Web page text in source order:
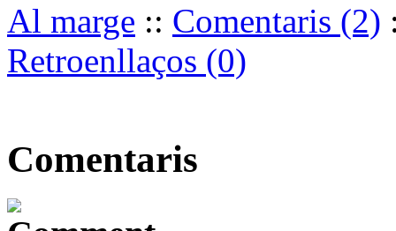
Al marge :: Comentaris (2)
Retroenllaços (0)
Comentaris